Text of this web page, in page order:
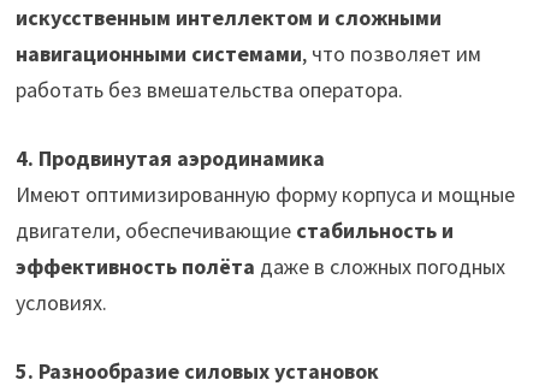
искусственным интеллектом и сложными
навигационными системами, что позволяет им
работать без вмешательства оператора.
4. Продвинутая аэродинамика
Имеют оптимизированную форму корпуса и мощные
двигатели, обеспечивающие стабильность и
эффективность полёта даже в сложных погодных
условиях.
5. Разнообразие силовых установок